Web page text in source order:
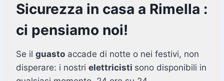
Sicurezza in casa a Rimella :
ci pensiamo noi!
Se il guasto accade di notte o nei festivi, non
disperare: i nostri elettricisti sono disponibili in